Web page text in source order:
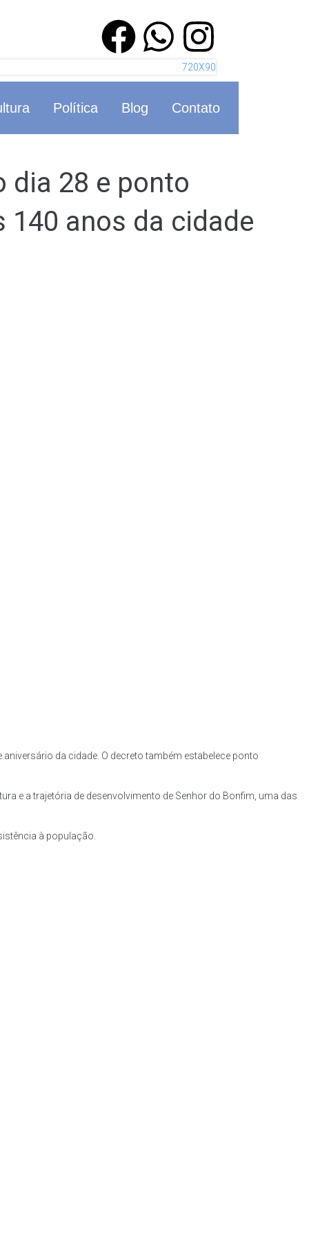
Política Blog Contato
dia 28 e ponto
anos da cidade
da cidade. O decreto também estabelece ponto
e a trajetória de desenvolvimento de Senhor do Bonfim, uma das
à população.